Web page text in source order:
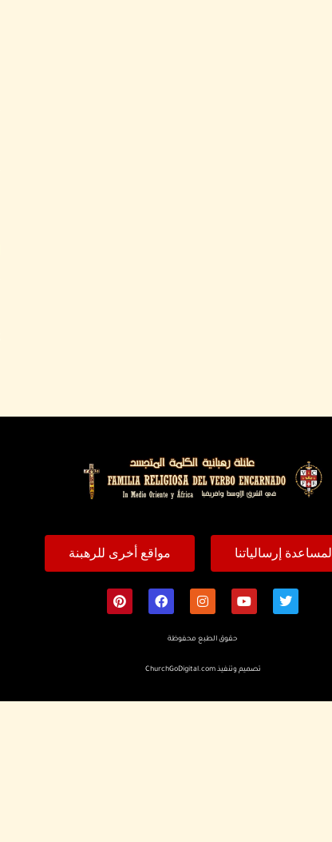
لمساعدة إرسالياتنا مواقع أخرى للرهبنة
حقوق الطبع محفوظة
تصميم وتنفيذChurchGoDigital.com